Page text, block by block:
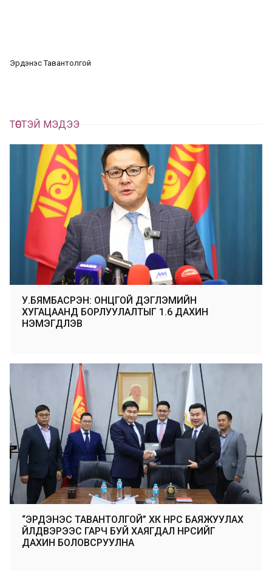
х
Эрдэнэс Тавантолгой
ТӨСТЭЙ МЭДЭЭ
У.БЯМБАСҮРЭН: ОНЦГОЙ ДЭГЛЭМИЙН
ХУГАЦААНД БОРЛУУЛАЛТЫГ 1.6 ДАХИН
НЭМЭГДҮҮЛЭВ
“ЭРДЭНЭС ТАВАНТОЛГОЙ” ХК НҮҮРС БАЯЖУУЛАХ
ҮЙЛДВЭРЭЭС ГАРЧ БУЙ ХАЯГДАЛ НҮҮРСИЙГ
ДАХИН БОЛОВСРУУЛНА